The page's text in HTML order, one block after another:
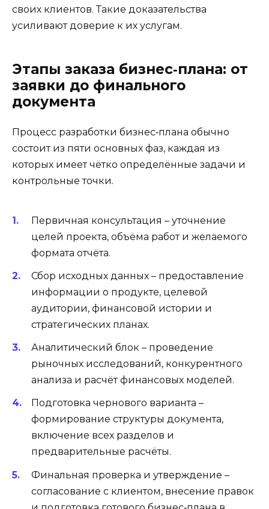
своих клиентов. Такие доказательства
усиливают доверие к их услугам.
Этапы заказа бизнес‑плана: от
заявки до финального
документа
Процесс разработки бизнес‑плана обычно
состоит из пяти основных фаз, каждая из
которых имеет чётко определённые задачи и
контрольные точки.
Первичная консультация – уточнение
целей проекта, объёма работ и желаемого
формата отчёта.
Сбор исходных данных – предоставление
информации о продукте, целевой
аудитории, финансовой истории и
стратегических планах.
Аналитический блок – проведение
рыночных исследований, конкурентного
анализа и расчёт финансовых моделей.
Подготовка чернового варианта –
формирование структуры документа,
включение всех разделов и
предварительные расчёты.
Финальная проверка и утверждение –
согласование с клиентом, внесение правок